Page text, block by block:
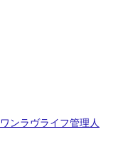
ワンラヴライフ管理人